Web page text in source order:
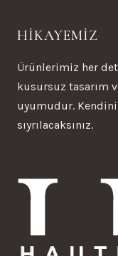
HİKAYEMİZ
Ürünlerimiz her
kusursuz tasarım
uyumudur.
sıyrılacaksınız.